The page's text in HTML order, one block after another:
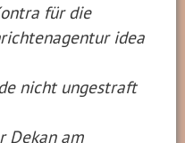
für die
idea
nicht ungestraft
Dekan am